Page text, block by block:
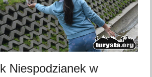
Niespodzianek w